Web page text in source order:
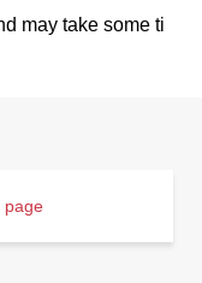
may take some ti
page